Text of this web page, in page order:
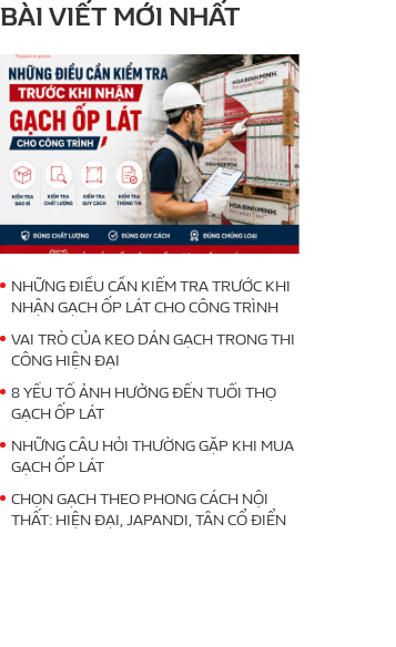
BÀI VIẾT MỚI NHẤT
NHỮNG ĐIỀU CẦN KIỂM TRA TRƯỚC KHI
NHẬN GẠCH ỐP LÁT CHO CÔNG TRÌNH
VAI TRÒ CỦA KEO DÁN GẠCH TRONG THI
CÔNG HIỆN ĐẠI
8 YẾU TỐ ẢNH HƯỞNG ĐẾN TUỔI THỌ
GẠCH ỐP LÁT
NHỮNG CÂU HỎI THƯỜNG GẶP KHI MUA
GẠCH ỐP LÁT
CHỌN GẠCH THEO PHONG CÁCH NỘI
THẤT: HIỆN ĐẠI, JAPANDI, TÂN CỔ ĐIỂN